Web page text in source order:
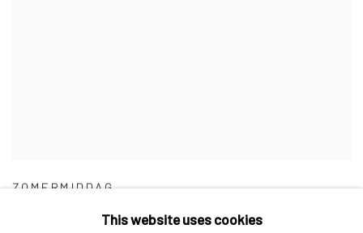
ZOMERMIDDAG
This website uses cookies